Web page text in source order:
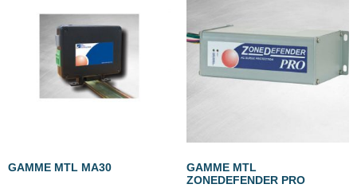
GAMME MTL MA30
GAMME MTL
ZONEDEFENDER PRO